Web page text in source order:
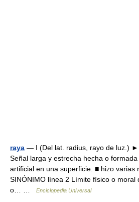
raya — I (Del lat. radius, rayo de luz.) ►
Señal larga y estrecha hecha o
artificial en una superficie: ■ hizo varias
SINÓNIMO línea 2 Límite físico o moral
o… …
Enciclopedia Universal